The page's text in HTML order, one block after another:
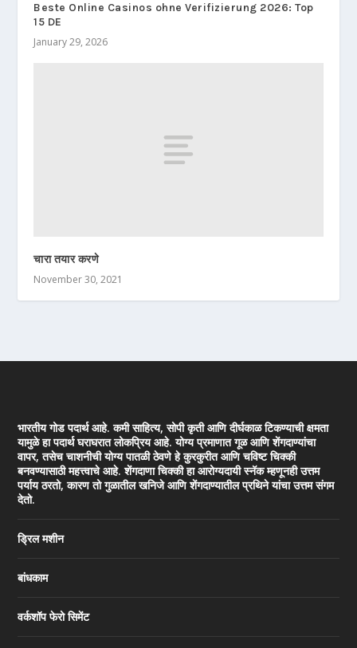
Beste Online Casinos ohne Verifizierung 2026: Top
15 DE
January 29, 2026
चारा तयार करणे
November 30, 2021
भारतीय गोड पदार्थ आहे. कमी साहित्य, सोपी कृती आणि दीर्घकाळ टिकण्याची क्षमता
यामुळे हा पदार्थ घराघरात लोकप्रिय आहे. योग्य प्रमाणात गूळ आणि शेंगदाण्यांचा
वापर, तसेच चाशनीची योग्य पातळी ठेवणे हे कुरकुरीत आणि चविष्ट चिक्की
बनवण्यासाठी महत्त्वाचे आहे. शेंगदाणा चिक्की हा आरोग्यदायी स्नॅक म्हणूनही उत्तम
पर्याय ठरतो, कारण तो गुळातील खनिजे आणि शेंगदाण्यातील प्रथिने यांचा उत्तम संगम
देतो.
ड्रिल मशीन
बांधकाम
वर्कशॉप फेरो सिमेंट